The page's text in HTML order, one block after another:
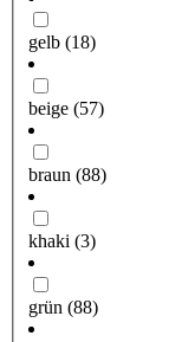
gelb (18)
beige (57)
braun (88)
khaki (3)
grün (88)